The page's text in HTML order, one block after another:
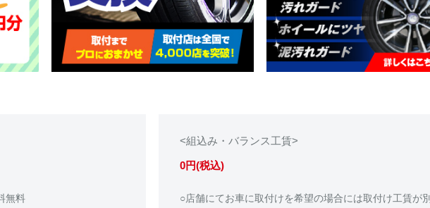
無料
<組込み・バランス工賃>
0円(税込)
○店舗にてお車に取付けを希望の場合には取付け工賃が